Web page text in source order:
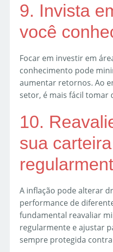
9. Invista
você
Focar em investir em
conhecimento pode
aumentar retornos. Ao
setor, é mais fácil tomar
10.
sua carteira
A inflação pode alterar
performance de
fundamental reavaliar
regularmente e ajustar
sempre protegida